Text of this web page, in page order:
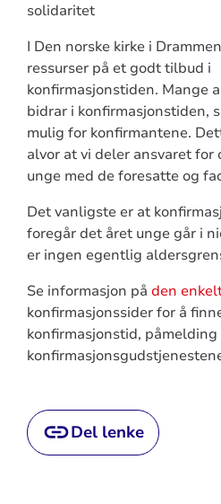
solidaritet
I Den norske kirke i
ressurser på et godt tilbud i
konfirmasjonstiden. Mange
bidrar i konfirmasjonstiden,
mulig for konfirmantene.
alvor at vi deler ansvaret
unge med de foresatte og
Det vanligste er at
foregår det året unge går i
er ingen egentlig
Se informasjon på den
konfirmasjonssider for å
konfirmasjonstid,
Del lenke